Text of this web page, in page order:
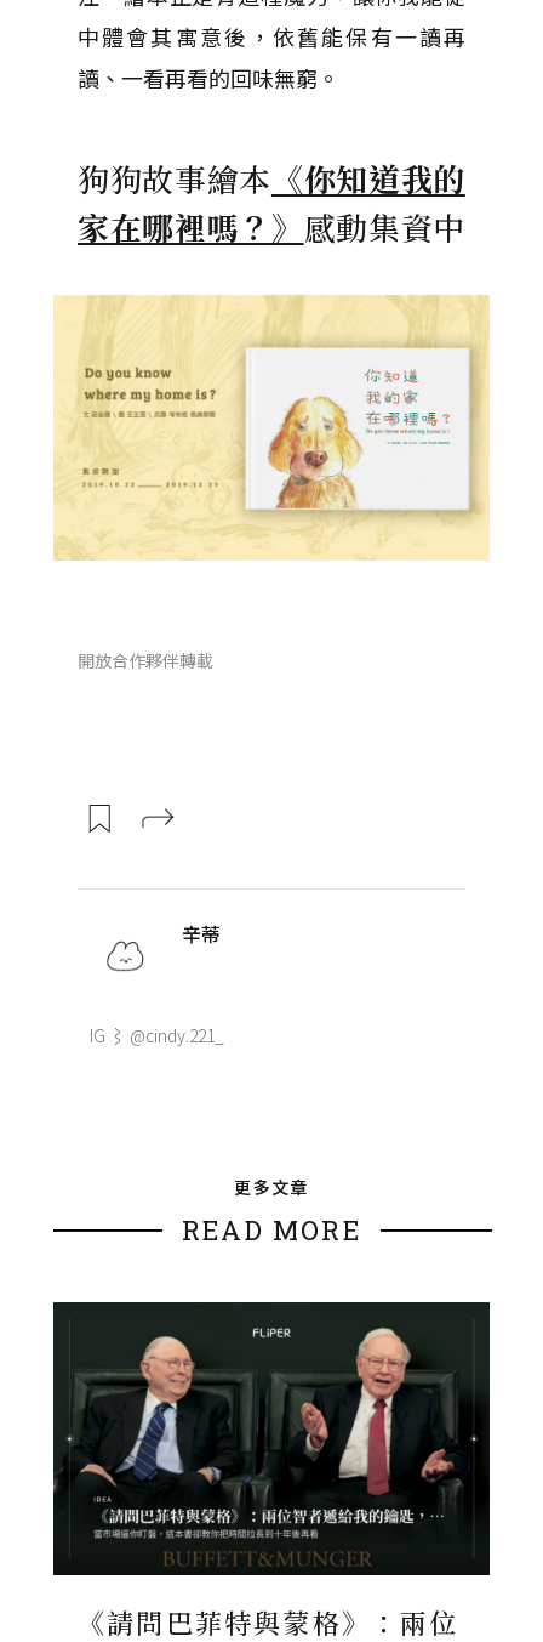
中體會其寓意後，依舊能保有一讀再
讀、一看再看的回味無窮。
狗狗故事繪本 《你知道我的
家在哪裡嗎？》 感動集資中
開放合作夥伴轉載
辛蒂
IG ⌇ @cindy.221_
更多文章
READ MORE
《請問巴菲特與蒙格》：兩位